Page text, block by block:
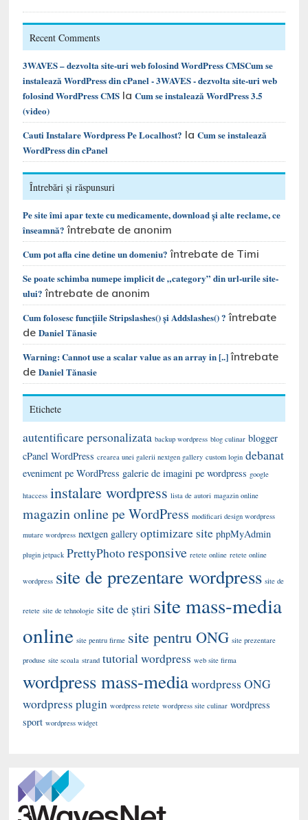
Recent Comments
3WAVES – dezvolta site-uri web folosind WordPress CMSCum se
instalează WordPress din cPanel - 3WAVES - dezvolta site-uri web
folosind WordPress CMS laCum se instalează WordPress 3.5
(video)
Cauti Instalare Wordpress Pe Localhost? laCum se instalează
WordPress din cPanel
Întrebări și răspunsuri
Pe site îmi apar texte cu medicamente, download și alte reclame, ce
înseamnă? întrebate de anonim
Cum pot afla cine detine un domeniu? întrebate de Timi
Se poate schimba numepe implicit de „category” din url-urile site-
ului? întrebate de anonim
Cum folosesc funcțiile Stripslashes() și Addslashes() ? întrebate
deDaniel Tănasie
Warning: Cannot use a scalar value as an array in [..]întrebate
deDaniel Tănasie
Etichete
autentificare personalizata backup wordpress blog culinar blogger
cPanel WordPress crearea unei galerii nextgen gallery custom login debanat
eveniment pe WordPress galerie de imagini pe wordpress google
htaccess instalare wordpress lista de autori magazin online
magazin online pe WordPress modificari design wordpress
mutare wordpress nextgen gallery optimizare site phpMyAdmin
plugin jetpack PrettyPhotoresponsive retete online retete online
wordpress site de prezentare wordpress site de
retete site de tehnologie site de știri site mass-media
online site pentru firme site pentru ONG site prezentare
produse site scoala strand tutorial wordpress web site firma
wordpress mass-mediawordpress ONG
wordpress plugin wordpress retete wordpress site culinar wordpress
sport wordpress widget